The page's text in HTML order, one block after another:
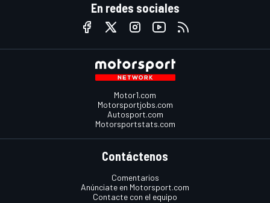
En redes sociales
Motor1.com
Motorsportjobs.com
Autosport.com
Motorsportstats.com
Contáctenos
Comentarios
Anúnciate en Motorsport.com
Contacte con el equipo